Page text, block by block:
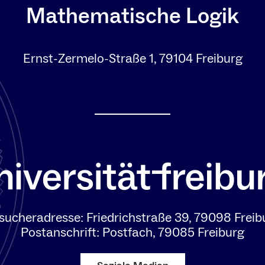
Mathematische Logik
Ernst-Zermelo-Straße 1, 79104 Freiburg
Friedrichstraße 39, 79098
Postanschrift: Postfach, 79085 Freiburg